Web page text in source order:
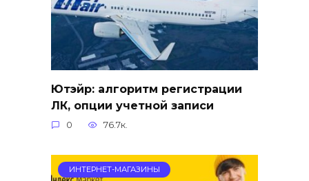
Ютэйр: алгоритм регистрации
ЛК, опции учетной записи
0 76.7к.
ИНТЕРНЕТ-МАГАЗИНЫ